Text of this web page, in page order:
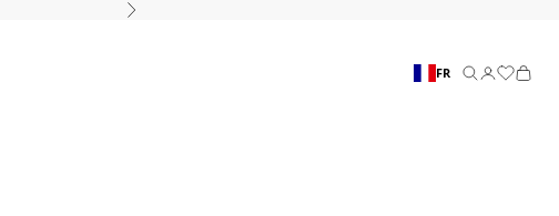
Suivant
FR Recherche
Connexion
Panier